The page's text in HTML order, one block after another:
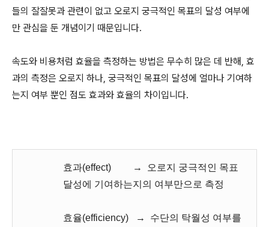
들의 잘잘못과 관련이 없고 오로지 궁극적인 목표의 달성 여부에
만 관심을 둔 개념이기 때문입니다.
속도와 비용처럼 효율을 측정하는 방법은 무수히 많은 데 반해, 효
과의 측정은 오로지 하나, 궁극적인 목표의 달성에 얼마나 기여하
는지 여부 뿐인 점도 효과와 효율의 차이입니다.
효과(effect) → 오로지 궁극적인 목표
달성에 기여하는지의 여부만으로 측정
효율(efficiency) → 수단의 탁월성 여부를